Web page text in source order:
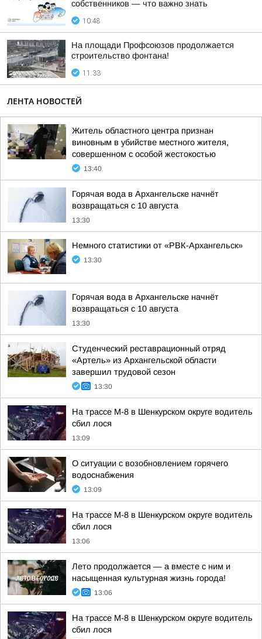
собственников — что важно знать
10:48
На площади Профсоюзов продолжается
строительство фонтана!
11:33
ЛЕНТА НОВОСТЕЙ
Житель областного центра признан
виновным в убийстве местного жителя,
совершенном с особой жестокостью
13:40
Горячая вода в Архангельске начнёт
возвращаться с 10 августа
13:30
Немного статистики от «РВК-Архангельск»
13:30
Горячая вода в Архангельске начнёт
возвращаться с 10 августа
13:30
Студенческий реставрационный отряд
«Артель» из Архангельской области
завершил трудовой сезон
13:30
На трассе М-8 в Шенкурском округе водитель
сбил лося
13:09
О ситуации с возобновлением горячего
водоснабжения
13:09
На трассе М-8 в Шенкурском округе водитель
сбил лося
13:06
Лето продолжается — а вместе с ним и
насыщенная культурная жизнь города!
13:06
На трассе М-8 в Шенкурском округе водитель
сбил лося